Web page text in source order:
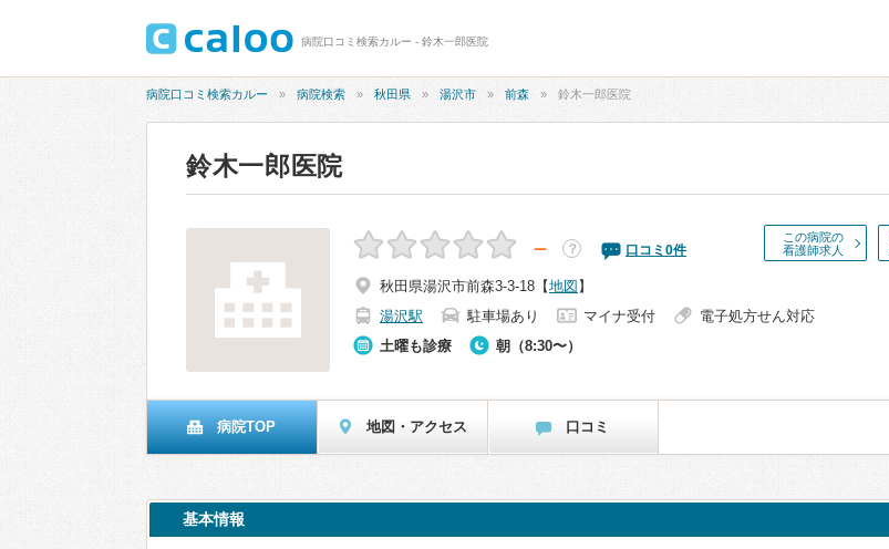
病院口コミ検索カルー - 鈴木一郎医院
病院口コミ検索カルー 病院検索 秋田県 湯沢市 前森 鈴木一郎医院
鈴木一郎医院
この病院の
看護師求人
－ ？ 口コミ 0件
秋田県湯沢市前森3-3-18 【地図 】
湯沢駅
駐車場あり マイナ受付
電子処方せん対応
土曜も診療
朝（8:30〜）
病院TOP 地図・アクセス 口コミ
基本情報